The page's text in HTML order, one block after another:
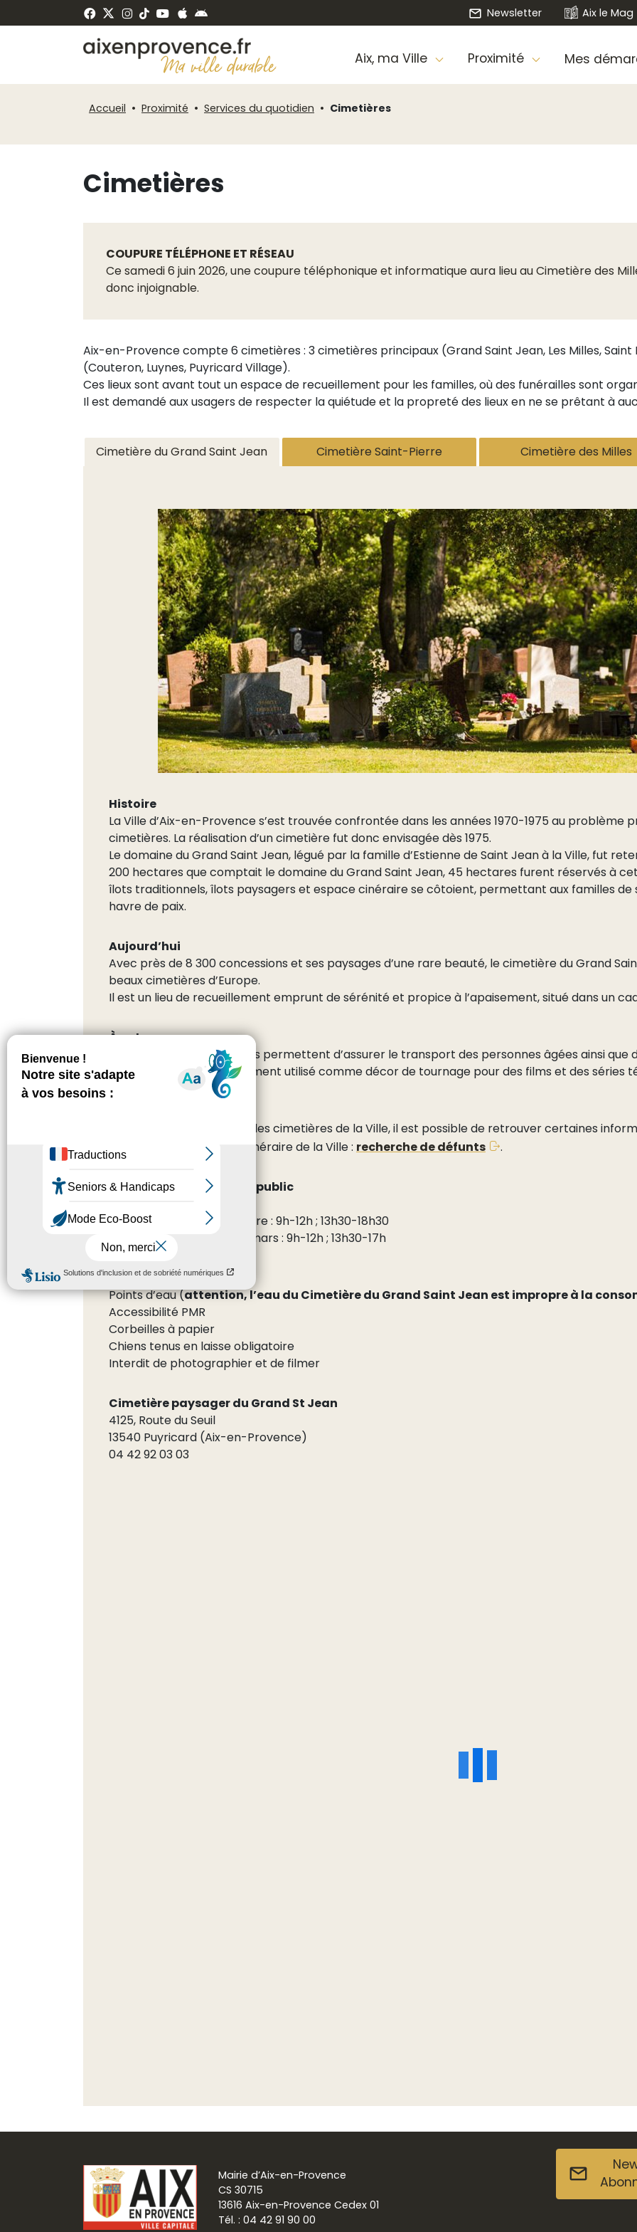
Newsletter Aix le Mag
Aix, ma Ville Proximité Mes
Accueil Proximité Services du quotidien Cimetières
Cimetières
COUPURE TÉLÉPHONE ET RÉSEAU
Ce samedi 6 juin 2026, une coupure téléphonique et informatique aura lieu au Cimetière des
donc injoignable.
Aix-en-Provence compte 6 cimetières : 3 cimetières principaux (Grand Saint Jean, Les Milles,
(Couteron, Luynes, Puyricard Village).
Ces lieux sont avant tout un espace de recueillement pour les familles, où des funérailles sont
Il est demandé aux usagers de respecter la quiétude et la propreté des lieux en ne se prêtant à
Cimetière du Grand Saint Jean Cimetière Saint-Pierre Cimetière des Milles
Histoire
La Ville d’Aix-en-Provence s’est trouvée confrontée dans les années 1970-1975 au problème
cimetières. La réalisation d’un cimetière fut donc envisagée dès 1975.
Le domaine du Grand Saint Jean, légué par la famille d’Estienne de Saint Jean à la Ville, fut
200 hectares que comptait le domaine du Grand Saint Jean, 45 hectares furent réservés à
îlots traditionnels, îlots paysagers et espace cinéraire se côtoient, permettant aux familles
havre de paix.
Aujourd’hui
Avec près de 8 300 concessions et ses paysages d’une rare beauté, le cimetière du Grand
beaux cimetières d’Europe.
Il est un lieu de recueillement emprunt de sérénité et propice à l’apaisement, situé dans un
À noter
Des voiturettes électriques permettent d’assurer le transport des personnes âgées ainsi que
Le cimetière est régulièrement utilisé comme décor de tournage pour des films et des séries
Grâce à l’outil de gestion des cimetières de la Ville, il est possible de retrouver certaines
vous rendant sur le Site funéraire de la Ville : recherche de défunts .
Horaires d’ouverture au public
Été du 15 mars au 15 octobre : 9h-12h ; 13h30-18h30
Hiver du 16 octobre au 14 mars : 9h-12h ; 13h30-17h
Signalétique
Points d’eau (attention, l’eau du Cimetière du Grand Saint Jean est impropre à la
Accessibilité PMR
Corbeilles à papier
Chiens tenus en laisse obligatoire
Interdit de photographier et de filmer
Cimetière paysager du Grand St Jean
4125, Route du Seuil
13540 Puyricard (Aix-en-Provence)
04 42 92 03 03
Mairie d’Aix-en-Provence
CS 30715
13616 Aix-en-Provence Cedex 01
Tél. : 04 42 91 90 00
de
Panneau de gestion des cookies